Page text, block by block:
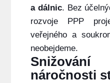
a dálnic. Bez
rozvoje PPP
veřejného a
neobejdeme.
Snižování
náročnosti